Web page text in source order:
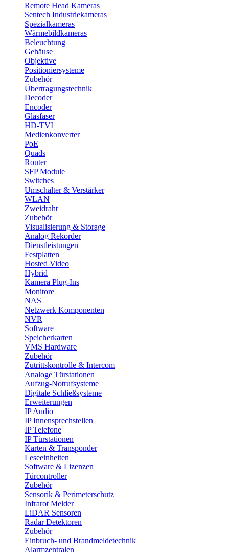
Remote Head Kameras
Sentech Industriekameras
Spezialkameras
Wärmebildkameras
Beleuchtung
Gehäuse
Objektive
Positioniersysteme
Zubehör
Übertragungstechnik
Decoder
Encoder
Glasfaser
HD-TVI
Medienkonverter
PoE
Quads
Router
SFP Module
Switches
Umschalter & Verstärker
WLAN
Zweidraht
Zubehör
Visualisierung & Storage
Analog Rekorder
Dienstleistungen
Festplatten
Hosted Video
Hybrid
Kamera Plug-Ins
Monitore
NAS
Netzwerk Komponenten
NVR
Software
Speicherkarten
VMS Hardware
Zubehör
Zutrittskontrolle & Intercom
Analoge Türstationen
Aufzug-Notrufsysteme
Digitale Schließsysteme
Erweiterungen
IP Audio
IP Innensprechstellen
IP Telefone
IP Türstationen
Karten & Transponder
Leseeinheiten
Software & Lizenzen
Türcontroller
Zubehör
Sensorik & Perimeterschutz
Infrarot Melder
LiDAR Sensoren
Radar Detektoren
Zubehör
Einbruch- und Brandmeldetechnik
Alarmzentralen